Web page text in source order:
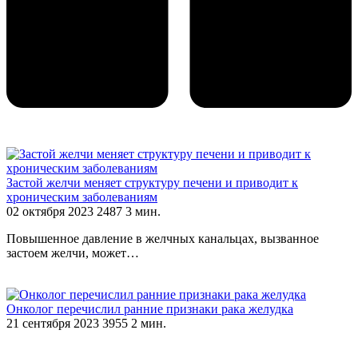
Застой желчи меняет структуру печени и приводит к
хроническим заболеваниям
02 октября 2023 2487 3 мин.
Повышенное давление в желчных канальцах, вызванное
застоем желчи, может…
Онколог перечислил ранние признаки рака желудка
21 сентября 2023 3955 2 мин.